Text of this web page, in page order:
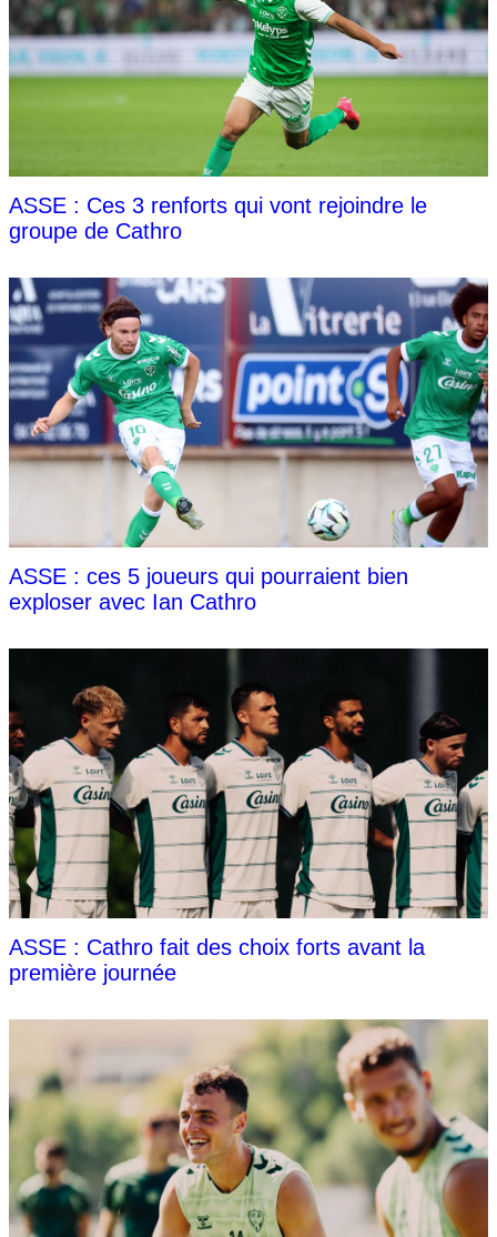
ASSE : Ces 3 renforts qui vont rejoindre le
groupe de Cathro
ASSE : ces 5 joueurs qui pourraient bien
exploser avec Ian Cathro
ASSE : Cathro fait des choix forts avant la
première journée